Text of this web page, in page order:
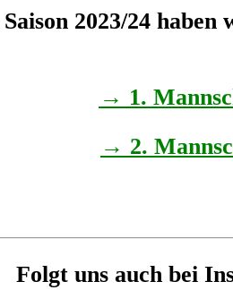
2023/24
→ 1.
→ 2.
Folgt uns auch bei